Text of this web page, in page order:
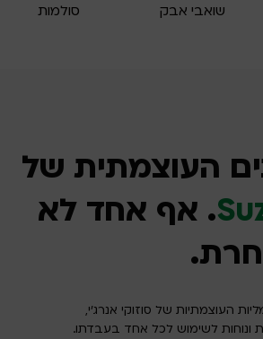
שואבי אבק סולמות
העוצמתית של
. אף אחד לא
העוצמתיות של סוזוקי אנרג’י,
ונוחות לשימוש לכל אחד בעבדתו.